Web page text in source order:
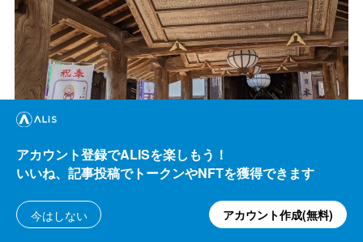
アカウント登録でALISを楽しもう！
いいね、記事投稿でトークンやNFTを獲得できます
今はしない アカウント作成(無料)